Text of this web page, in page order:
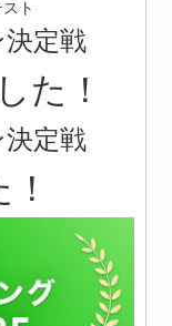
ト
定戦
た！
定戦